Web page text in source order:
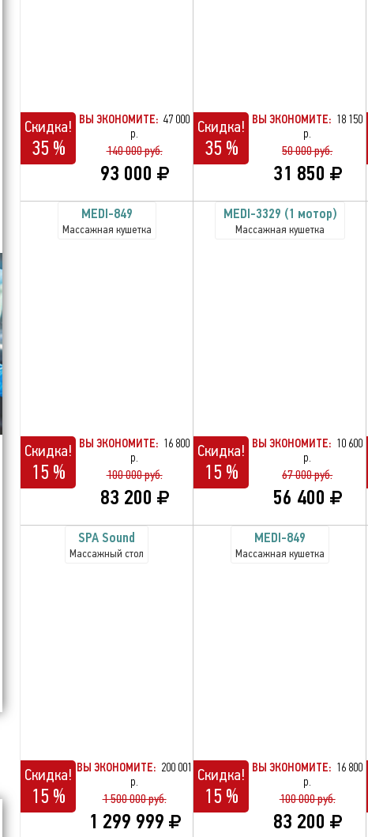
Скидка!
35 %
ВЫ ЭКОНОМИТЕ: 47 000
р.
140 000 руб.
93 000
Скидка!
35 %
ВЫ ЭКОНОМИТЕ: 18 150
р.
50 000 руб.
31 850
MEDI-849
Массажная кушетка
Скидка!
15 %
ВЫ ЭКОНОМИТЕ: 16 800
р.
100 000 руб.
83 200
MEDI-3329 (1 мотор)
Массажная кушетка
Скидка!
15 %
ВЫ ЭКОНОМИТЕ: 10 600
р.
67 000 руб.
56 400
SPA Sound
Массажный стол
Скидка!
15 %
ВЫ ЭКОНОМИТЕ: 200 001
р.
1 500 000 руб.
1 299 999
MEDI-849
Массажная кушетка
Скидка!
15 %
ВЫ ЭКОНОМИТЕ: 16 800
р.
100 000 руб.
83 200